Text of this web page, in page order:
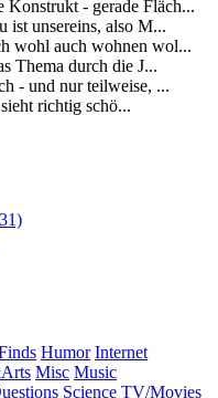
Konstrukt - gerade Fläch...
ist unsereins, also M...
wohl auch wohnen wol...
Thema durch die J...
- und nur teilweise, ...
richtig schö...
Humor Internet
Misc Music
Science TV/Movies